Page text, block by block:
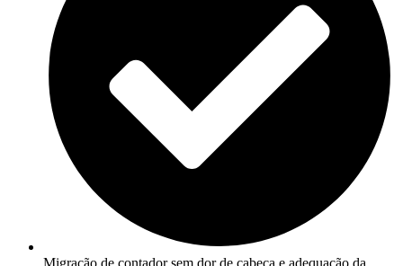
Migração de contador sem dor de cabeça e adequação da